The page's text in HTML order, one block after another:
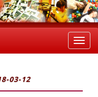
03-12